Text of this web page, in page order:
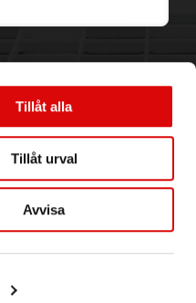
Tillåt alla
Tillåt urval
Avvisa